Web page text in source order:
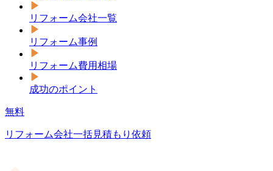
リフォーム会社一覧
リフォーム事例
リフォーム費用相場
成功のポイント
無料
リフォーム会社一括見積もり依頼